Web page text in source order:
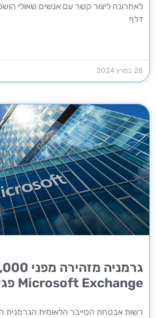
לאחרונה ליצור קשר עם אנשים שאולי
דלף
28 במרץ 2024
Microsoft Exchange פגיעים
רשות אבטחת הסייבר הלאומית הגרמנית